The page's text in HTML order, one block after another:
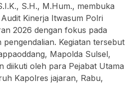
S.H., M.Hum., membuka
Kinerja Itwasum Polri
2026 dengan fokus pada
Kegiatan tersebut
Mapolda Sulsel,
diikuti oleh para Pejabat Utama
Kapolres jajaran, Rabu,